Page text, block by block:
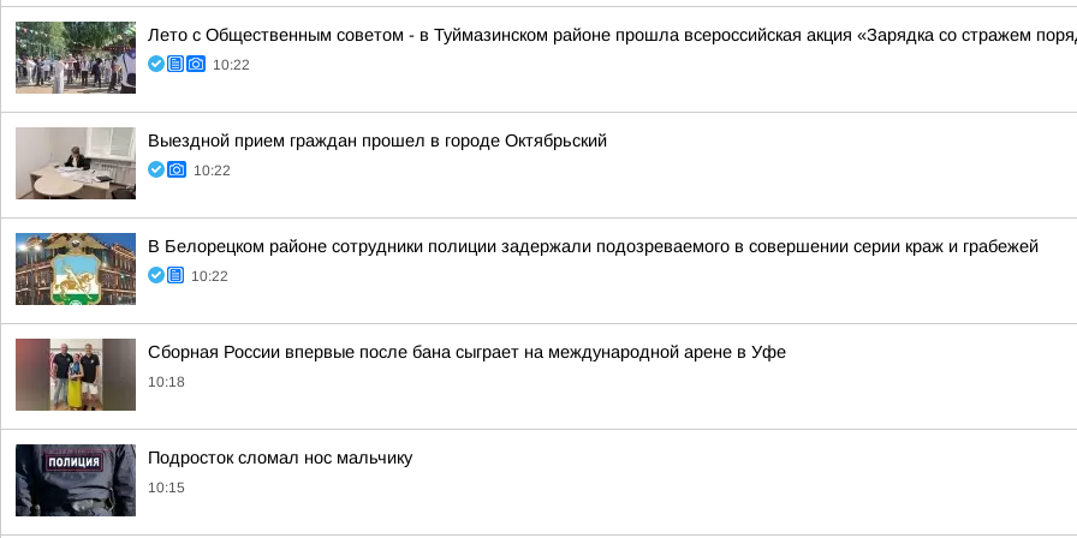
Лето с Общественным советом - в Туймазинском районе прошла всероссийская акция «Зарядка со стражем
10:22
Выездной прием граждан прошел в городе Октябрьский
10:22
В Белорецком районе сотрудники полиции задержали подозреваемого в совершении серии краж и грабежей
10:22
Сборная России впервые после бана сыграет на международной арене в Уфе
10:18
Подросток сломал нос мальчику
10:15